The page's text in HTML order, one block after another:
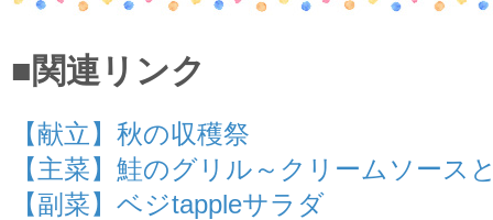
■関連リンク
【献立】秋の収穫祭
【主菜】鮭のグリル～クリームソース
【副菜】ベジtappleサラダ